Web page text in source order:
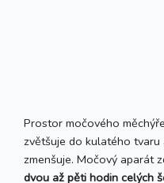
Prostor močového
zvětšuje do kulatého tvaru
zmenšuje. Močový aparát
dvou až pěti hodin celých